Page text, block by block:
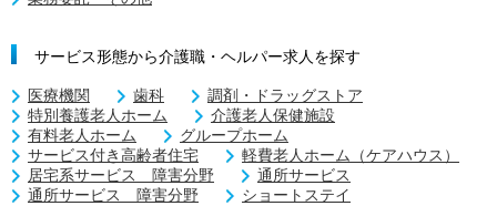
サービス形態から介護職・ヘルパー求人を探す
医療機関 歯科
調剤・ドラッグストア
特別養護老人ホーム
介護老人保健施設
有料老人ホーム
グループホーム
サービス付き高齢者住宅
軽費老人ホーム（ケアハウス）
居宅系サービス 障害分野
通所サービス
通所サービス 障害分野
ショートステイ